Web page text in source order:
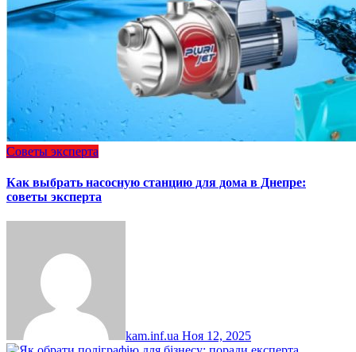
Советы эксперта
Как выбрать насосную станцию для дома в Днепре:
советы эксперта
kam.inf.ua Ноя 12, 2025